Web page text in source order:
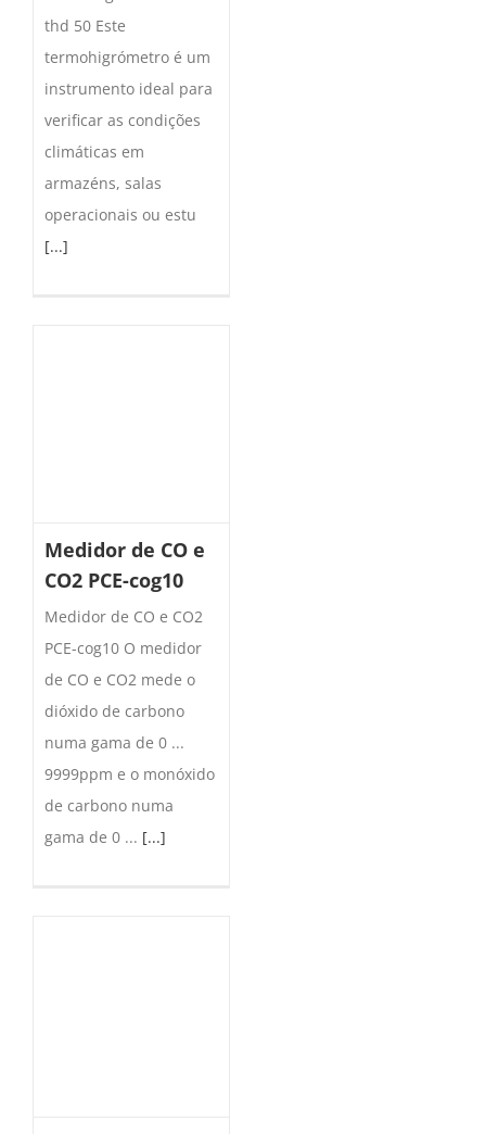
thd 50 Este
termohigrómetro é um
instrumento ideal para
verificar as condições
climáticas em
armazéns, salas
operacionais ou estu
[...]
Medidor de CO e
CO2 PCE-cog10
Medidor de CO e CO2
PCE-cog10 O medidor
de CO e CO2 mede o
dióxido de carbono
numa gama de 0 ...
9999ppm e o monóxido
de carbono numa
gama de 0 ... [...]